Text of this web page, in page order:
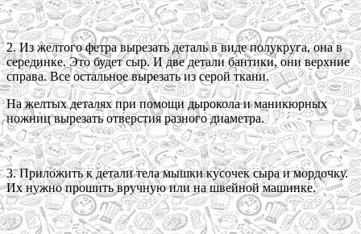
2. Из желтого фетра вырезать деталь в виде полукруга, она в
серединке. Это будет сыр. И две детали бантики, они верхние
справа. Все остальное вырезать из серой ткани.
На желтых деталях при помощи дырокола и маникюрных
ножниц вырезать отверстия разного диаметра.
3. Приложить к детали тела мышки кусочек сыра и мордочку.
Их нужно прошить вручную или на швейной машинке.